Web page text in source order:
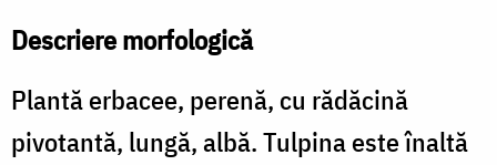
Descriere morfologică
Plantă erbacee, perenă, cu rădăcină
pivotantă, lungă, albă. Tulpina este înaltă